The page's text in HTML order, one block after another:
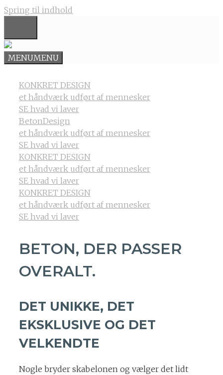
Spring til indhold
MENUMENU
KONKRET DESIGN
et håndværk udført af mennesker
SE hvad vi laver
BetonDesign
et håndværk udført af mennesker
SE hvad vi laver
KONKRET DESIGN
et håndværk udført af mennesker
SE hvad vi laver
KONKRET DESIGN
et håndværk udført af mennesker
SE hvad vi laver
BETON, DER PASSER
OVERALT.
DET UNIKKE, DET
EKSKLUSIVE OG DET
VELKENDTE
Nogle bryder skabelonen og vælger det lidt